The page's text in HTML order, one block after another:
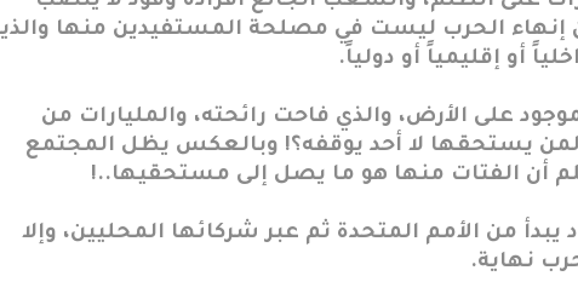
إنهاء الحرب ليست في مصلحة المستفيدين منها
أو إقليمياً أو دولياً.
على الأرض، والذي فاحت رائحته، والمليارات من
لمن يستحقها لا أحد يوقفه؟! وبالعكس يظل المجتمع
أن الفتات منها هو ما يصل إلى مستحقيها..!
يبدأ من الأمم المتحدة ثم عبر شركائها المحليين، وإلا
نهاية.